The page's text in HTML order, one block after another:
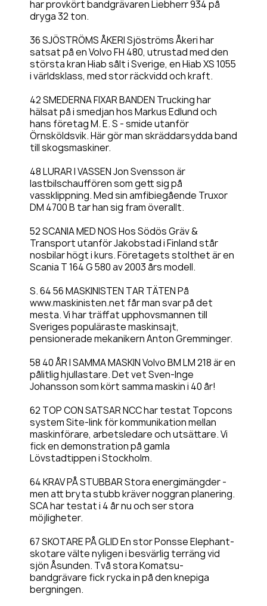
har provkört bandgrävaren Liebherr 934 på
dryga 32 ton.
36 SJÖSTRÖMS ÅKERI Sjöströms Åkeri har
satsat på en Volvo FH 480, utrustad med den
största kran Hiab sålt i Sverige, en Hiab XS 1055
i världsklass, med stor räckvidd och kraft.
42 SMEDERNA FIXAR BANDEN Trucking har
hälsat på i smedjan hos Markus Edlund och
hans företag M. E. S - smide utanför
Örnsköldsvik. Här gör man skräddarsydda band
till skogsmaskiner.
48 LURAR I VASSEN Jon Svensson är
lastbilschauffören som gett sig på
vassklippning. Med sin amfibiegående Truxor
DM 4700 B tar han sig fram överallt.
52 SCANIA MED NOS Hos Södös Gräv &
Transport utanför Jakobstad i Finland står
nosbilar högt i kurs. Företagets stolthet är en
Scania T 164 G 580 av 2003 års modell.
S. 64 56 MASKINISTEN TAR TÄTEN På
www.maskinisten.net får man svar på det
mesta. Vi har träffat upphovsmannen till
Sveriges populäraste maskinsajt,
pensionerade mekanikern Anton Gremminger.
58 40 ÅR I SAMMA MASKIN Volvo BM LM 218 är en
pålitlig hjullastare. Det vet Sven-Inge
Johansson som kört samma maskin i 40 år!
62 TOP CON SATSAR NCC har testat Topcons
system Site-link för kommunikation mellan
maskinförare, arbetsledare och utsättare. Vi
fick en demonstration på gamla
Lövstadtippen i Stockholm.
64 KRAV PÅ STUBBAR Stora energimängder -
men att bryta stubb kräver noggran planering.
SCA har testat i 4 år nu och ser stora
möjligheter.
67 SKOTARE PÅ GLID En stor Ponsse Elephant-
skotare välte nyligen i besvärlig terräng vid
sjön Åsunden. Två stora Komatsu-
bandgrävare fick rycka in på den knepiga
bergningen.